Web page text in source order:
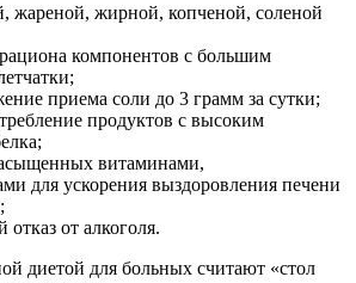
жареной, жирной, копченой, соленой
компонентов с большим
приема соли до 3 грамм за сутки;
продуктов с высоким
витаминами,
для ускорения выздоровления печени
отказ от алкоголя.
диетой для больных считают «стол